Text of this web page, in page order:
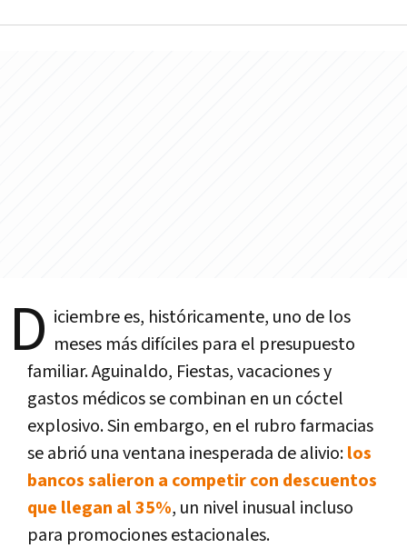
D iciembre es, históricamente, uno de los
meses más difíciles para el presupuesto
familiar. Aguinaldo, Fiestas, vacaciones y
gastos médicos se combinan en un cóctel
explosivo. Sin embargo, en el rubro farmacias
se abrió una ventana inesperada de alivio:los
bancos salieron a competir con descuentos
que llegan al 35%, un nivel inusual incluso
para promociones estacionales.